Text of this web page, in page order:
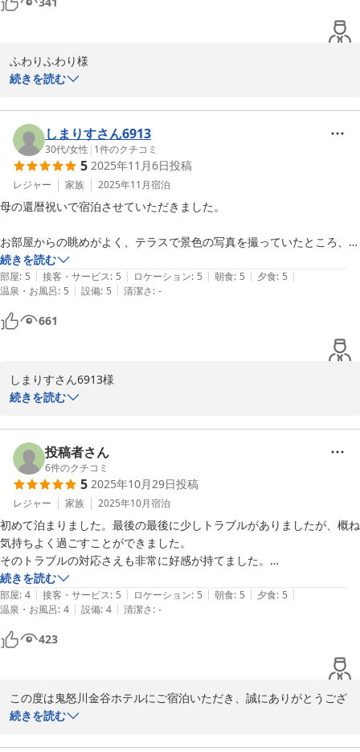
ふわりふわり様
この度は数ある宿泊施設より、鬼怒川金谷ホテルにご宿泊いただき
ご滞在中は快適にお過ごしいただけましたようで、私共も大変嬉し
い限りでございます。
是非また新緑や紅葉の時期など季節を変えて、四季折々の風情をお
楽しみにご再訪いただけますと幸いでございます。
日々サービス向上に努めてまいりますので、今後とも何卒お引き立
ての程宜しくお願い申し上げます。
鬼怒川金谷ホテル
2026-03-18
続きを読む
しまりすさん6913
30代/女性 | 1件のクチコミ
5 2025年11月6日投稿
レジャー 家族 2025年11月宿泊
母の還暦祝いで宿泊させていただきました。
お部屋からの眺めがよく、テラスで景色の写真を撮っていたところ、お
部屋を案内してくださったスタッフの方が「良かったらお撮りしましょ
うか？」と声を掛けてくださいました。
夕食のお世話をしてくれたスタッフさんもとても良い方で、長時間の食
堂利用にも嫌な顔ひとつせず対応してくださいました。
食事も味と見た目全てにこだわられていて、量も丁度でした。
また、夕食の最後に還暦祝いのメッセージつきプレートと、赤いちゃん
到着時のお出迎えやお部屋の設備、お夜食の準備など、ホスピタリティ
手厚いサービスに、一緒に行った母はとても感動しており、ぜひまた行
きたいと話していました。
私も、思い出に残る旅行ができて嬉しく思っています。
本当にありがとうございました。
続きを読む
部屋: 5 | 接客・サービス: 5 | ロケーション: 5 | 朝食: 5 | 夕食: 5 |
温泉・お風呂: 5 | 設備: 5 | 清潔さ: -
661
しまりすさん6913様
この度はお母様の還暦という大切な節目に、当館にご宿泊いただき
せいただき、重ねて御礼申し上げます。
お部屋からの眺めやお食事、スタッフのおもてなしなど、当館での
ご滞在にご満足いただけたご様子で大変嬉しく思います。ささやか
ではございますがご用意させていただいた還暦のお祝いも、思い出
のひとときに彩りを添えられたようで何よりでございます。また、
お母様にもお喜びいただけたとのお言葉は、スタッフ一同の何より
の励みでございます。
今後も、しまりすさん6913様に心からお寛ぎいただけるよう、温か
いおもてなしを大切に努めてまいります。ぜひまた機会がございま
したらご家族皆さまでお越しいただけますことを、
スタッフ一同心よりお待ち申し上げております。
2025-11-10
続きを読む
投稿者さん
6件のクチコミ
5 2025年10月29日投稿
レジャー 家族 2025年10月宿泊
初めて泊まりました。最後の最後に少しトラブルがありましたが、概ね
気持ちよく過ごすことができました。
そのトラブルの対応さえも非常に好感が持てました。
静かで落ち着いた時間を過ごしたいならおすすめです。
機会があればもう少しグレードアップした部屋にも泊まって見たいと思
いました。
こちらの魅力は近頃欠けてるとこの多いスタッフの質の高さだと思いま
す。
次の日に泊まった同じぐらいの金額のところの従業員さんに見習ってほ
続きを読む
部屋: 4 | 接客・サービス: 5 | ロケーション: 5 | 朝食: 5 | 夕食: 5 |
温泉・お風呂: 4 | 設備: 4 | 清潔さ: -
423
この度は鬼怒川金谷ホテルにご宿泊いただき、誠にありがとうござ
いました。
続きを読む